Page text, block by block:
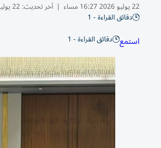
22 يوليو 2026 16:27 مساء | آخر تحديث:22 يوليو 16:34 2026
دقائق القراءة - 1
استمع دقائق القراءة - 1